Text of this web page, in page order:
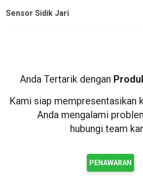
Sensor Sidik Jari
Anda Tertarik dengan
Kami siap mempresentasikan
Anda mengalami
hubungi team
PENAWARAN